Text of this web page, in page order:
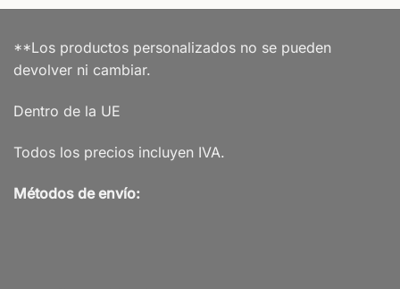
**Los productos personalizados no se pueden
devolver ni cambiar.
Dentro de la UE
Todos los precios incluyen IVA.
Métodos de envío: